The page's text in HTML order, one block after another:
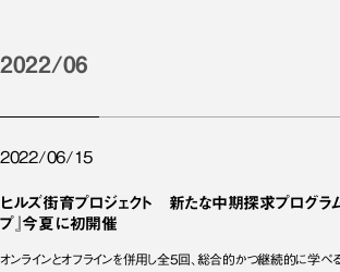
2022/06
2022/06/15
ヒルズ街育プロジェクト 新たな中期探求プログラム
プ』今夏に初開催
オンラインとオフラインを併用し全5回、総合的かつ継続的に学べ